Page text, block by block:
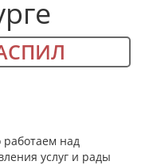
над
услуг и рады